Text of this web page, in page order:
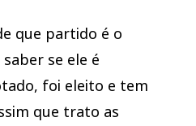
que partido é o
se ele é
foi eleito e tem
que trato as